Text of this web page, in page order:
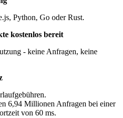
Python, Go oder Rust.
kostenlos bereit
- keine Anfragen, keine
6,94 Millionen Anfragen bei einer
von 60 ms.